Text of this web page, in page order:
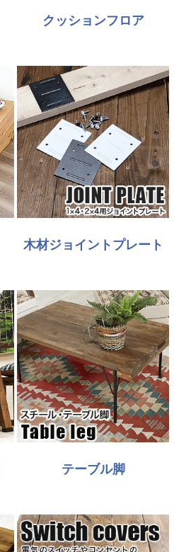
クッションフロア
木材ジョイントプレート
テーブル脚